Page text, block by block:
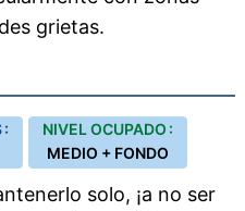
grietas.
:
NIVEL OCUPADO :
MEDIO + FONDO
solo, ¡a no ser